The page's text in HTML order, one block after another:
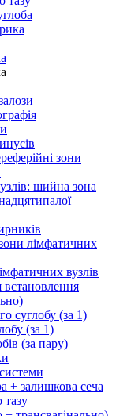
зони
шийна зона
лімфатичних
вузлів
встановлення
суглобу (за 1)
(за 1)
(за пару)
+ залишкова сеча
тазу